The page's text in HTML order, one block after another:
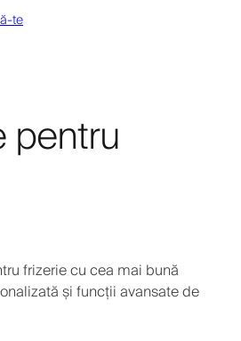
te
pentru
frizerie cu cea mai bună
și funcții avansate de